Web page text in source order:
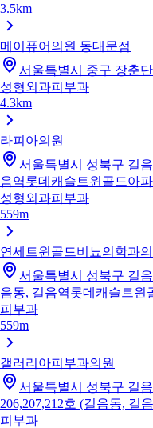
3.5km
메이퓨어의원 동대문점
서울특별시 중구 장춘
성형외과피부과
4.3km
라피아의원
서울특별시 성북구 길
음역롯데캐슬트윈골드아
성형외과피부과
559m
연세트윈골드비뇨의학과
서울특별시 성북구 길
음동, 길음역롯데캐슬트윈
피부과
559m
갤러리아피부과의원
서울특별시 성북구 길
206,207,212호 (길음동, 길
피부과